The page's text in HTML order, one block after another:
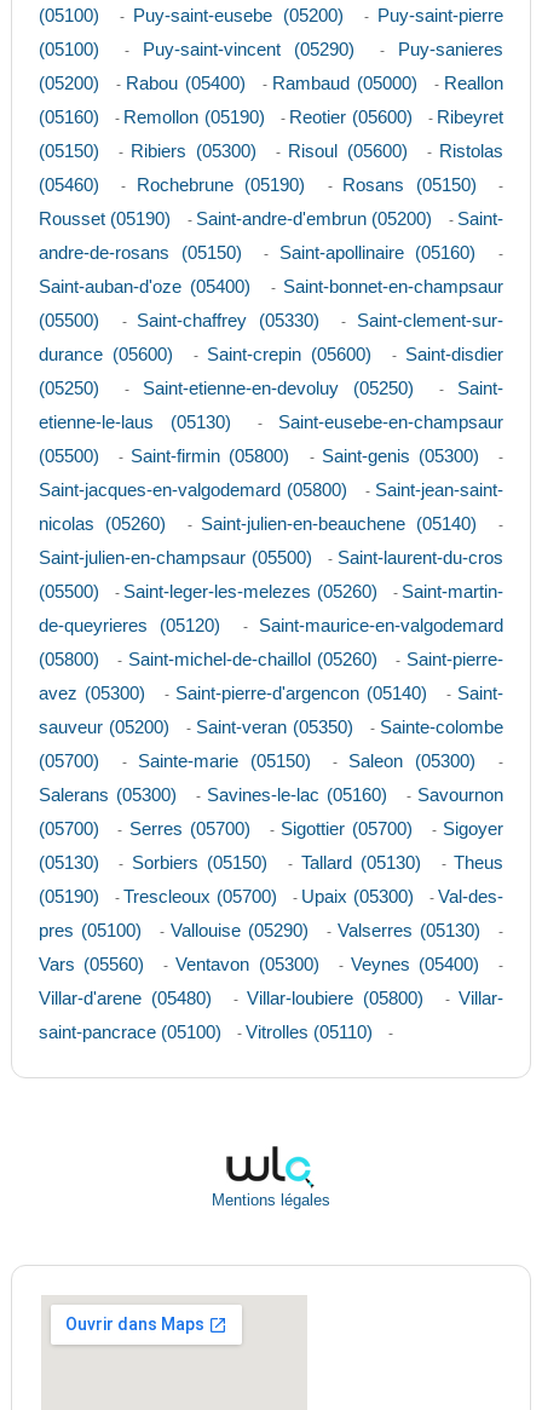
(05100)
- Puy-saint-eusebe (05200) -
Puy-saint-pierre
(05100)
- Puy-saint-vincent (05290) -
Puy-sanieres
(05200)
- Rabou (05400) - Rambaud (05000) - Reallon
(05160)
- Remollon (05190) - Reotier (05600) - Ribeyret
(05150)
- Ribiers (05300) - Risoul (05600) - Ristolas
(05460)
- Rochebrune (05190) - Rosans (05150) -
Rousset (05190) - Saint-andre-d'embrun (05200) - Saint-
andre-de-rosans (05150)
- Saint-apollinaire (05160) -
Saint-auban-d'oze (05400) - Saint-bonnet-en-champsaur
(05500)
- Saint-chaffrey (05330) - Saint-clement-sur-
durance (05600)
- Saint-crepin (05600) - Saint-disdier
(05250)
- Saint-etienne-en-devoluy (05250) - Saint-
etienne-le-laus (05130)
- Saint-eusebe-en-champsaur
(05500)
- Saint-firmin (05800) - Saint-genis (05300) -
Saint-jacques-en-valgodemard (05800) - Saint-jean-saint-
nicolas (05260)
- Saint-julien-en-beauchene (05140) -
Saint-julien-en-champsaur (05500) - Saint-laurent-du-cros
(05500)
- Saint-leger-les-melezes (05260) - Saint-martin-
de-queyrieres (05120)
- Saint-maurice-en-valgodemard
(05800)
- Saint-michel-de-chaillol (05260) - Saint-pierre-
avez (05300)
- Saint-pierre-d'argencon (05140) - Saint-
sauveur (05200)
- Saint-veran (05350) - Sainte-colombe
(05700)
- Sainte-marie (05150) - Saleon (05300) -
Salerans (05300) - Savines-le-lac (05160) - Savournon
(05700)
- Serres (05700) - Sigottier (05700) - Sigoyer
(05130)
- Sorbiers (05150) - Tallard (05130) - Theus
(05190)
- Trescleoux (05700) - Upaix (05300) - Val-des-
pres (05100)
- Vallouise (05290) - Valserres (05130) -
Vars (05560) - Ventavon (05300) - Veynes (05400) -
Villar-d'arene (05480) - Villar-loubiere (05800) - Villar-
saint-pancrace (05100)
- Vitrolles (05110) -
Mentions légales